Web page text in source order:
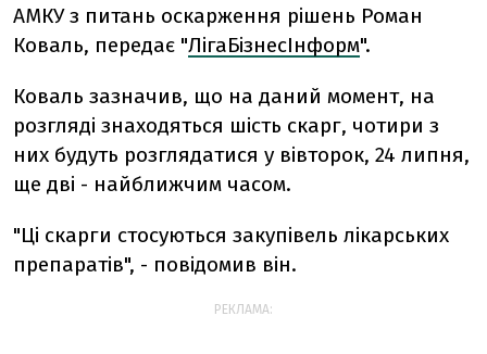
АМКУ з питань оскарження рішень Роман
Коваль, передає "ЛігаБізнесІнформ".
Коваль зазначив, що на даний момент, на
розгляді знаходяться шість скарг, чотири з
них будуть розглядатися у вівторок, 24 липня,
ще дві - найближчим часом.
"Ці скарги стосуються закупівель лікарських
препаратів", - повідомив він.
РЕКЛАМА: